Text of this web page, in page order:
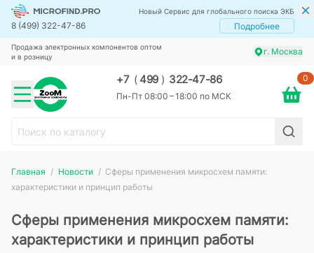
Новый Сервис для глобального поиска ЭКБ
8 (499) 322-47-86 Подробнее
Продажа электронных компонентов оптом
и в розницу
г. Москва
+7 (499 ) 322-47-86
Пн-Пт 08:00 – 18:00 по МСК
0
Главная Новости
Сферы применения микросхем памяти:
характеристики и принцип работы
Сферы применения микросхем памяти:
характеристики и принцип работы